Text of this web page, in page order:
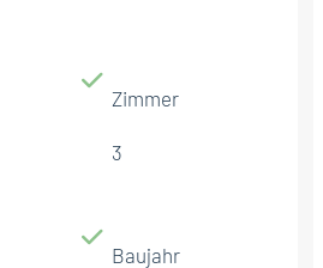
Zimmer
3
Baujahr